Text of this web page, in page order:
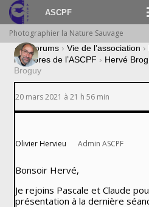
ASCPF
Photographier la Nature Sauvage
› Forums › Vie de l’association ›
membres de l’ASCPF › Hervé
Broguy
20 mars 2021 à 21 h 56 min
Olivier Hervieu Admin ASCPF
Bonsoir Hervé,
Je rejoins Pascale et Claude
présentation à la dernière